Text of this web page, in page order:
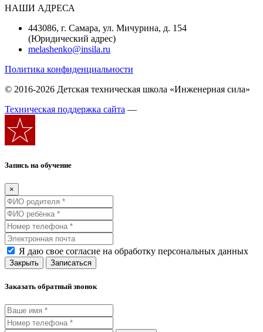
НАШИ АДРЕСА
443086, г. Самара, ул. Мичурина, д. 154
(Юридический адрес)
melashenko@insila.ru
Политика конфиденциальности
© 2016-2026 Детская техническая школа «Инженерная сила»
Техническая поддержка сайта —
Запись на обучение
×
Я даю свое согласие на обработку персональных данных
Закрыть Записаться
Заказать обратный звонок